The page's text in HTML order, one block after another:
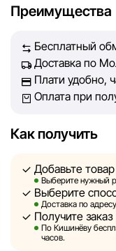
обеспечить вас
Однако, несмотря
гарантировать
сайте, ввиду
сторонних
Sportlandia
без
характеристики и
Изображения,
Преимущества
Бесплатный
Доставка по
Плати удобно,
Оплата при
Как получить
Добавьте
Выберите нужный
Выберите
Доставка по
Получите заказ
По Кишинёву
часов.